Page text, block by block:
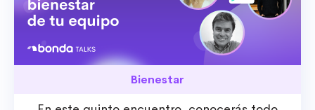
Bienestar